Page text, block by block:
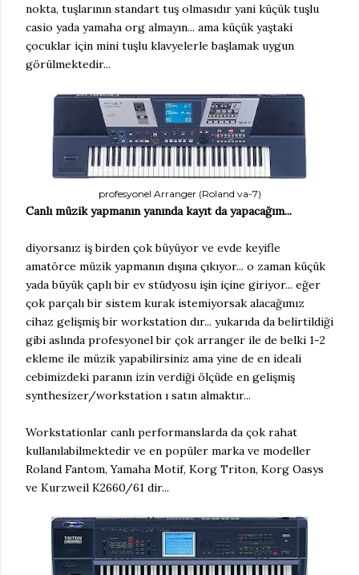
nokta, tuşlarının standart tuş olmasıdır yani küçük tuşlu
casio yada yamaha org almayın... ama küçük yaştaki
çocuklar için mini tuşlu klavyelerle başlamak uygun
görülmektedir...
profesyonel Arranger (Roland va-7)
Canlı müzik yapmanın yanında kayıt da yapacağım...
diyorsanız iş birden çok büyüyor ve evde keyifle
amatörce müzik yapmanın dışına çıkıyor... o zaman küçük
yada büyük çaplı bir ev stüdyosu işin içine giriyor... eğer
çok parçalı bir sistem kurak istemiyorsak alacağımız
cihaz gelişmiş bir workstation dır... yukarıda da belirtildiği
gibi aslında profesyonel bir çok arranger ile de belki 1-2
ekleme ile müzik yapabilirsiniz ama yine de en ideali
cebimizdeki paranın izin verdiği ölçüde en gelişmiş
synthesizer/workstation ı satın almaktır...
Workstationlar canlı performanslarda da çok rahat
kullanılabilmektedir ve en popüler marka ve modeller
Roland Fantom, Yamaha Motif, Korg Triton, Korg Oasys
ve Kurzweil K2660/61 dir...